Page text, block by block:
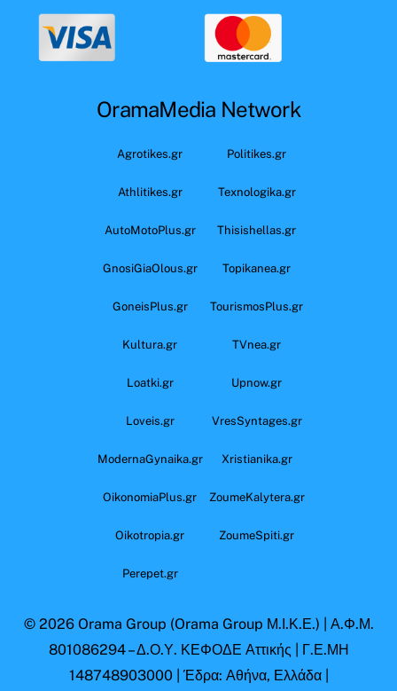
OramaMedia Network
Agrotikes.gr Politikes.gr
Athlitikes.gr Texnologika.gr
AutoMotoPlus.gr Thisishellas.gr
GnosiGiaOlous.gr Topikanea.gr
GoneisPlus.gr TourismosPlus.gr
Kultura.gr TVnea.gr
Loatki.gr Upnow.gr
Loveis.gr VresSyntages.gr
ModernaGynaika.gr Xristianika.gr
OikonomiaPlus.gr ZoumeKalytera.gr
Oikotropia.gr ZoumeSpiti.gr
Perepet.gr
© 2026 Orama Group (Orama Group Μ.Ι.Κ.Ε.) | Α.Φ.Μ.
801086294 – Δ.Ο.Υ. ΚΕΦΟΔΕ Αττικής | Γ.Ε.ΜΗ
148748903000 | Έδρα: Αθήνα, Ελλάδα |